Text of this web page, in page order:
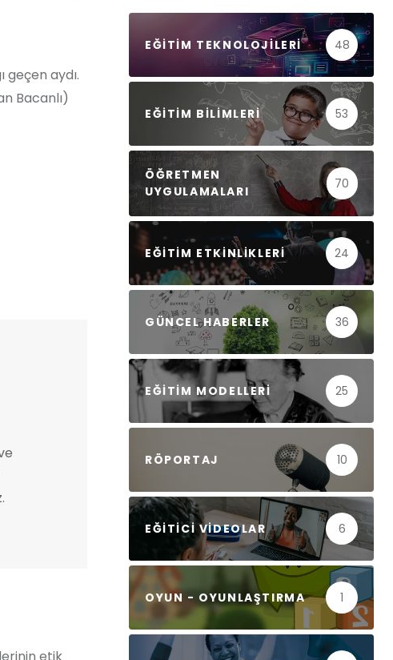
geçen aydı.
Bacanlı)
EĞITIM TEKNOLOJILERI 48
EĞITIM BILIMLERI 53
ÖĞRETMEN
UYGULAMALARI
70
EĞITIM ETKINLIKLERI 24
GÜNCEL HABERLER 36
EĞITIM MODELLERI 25
RÖPORTAJ 10
EĞITICI VIDEOLAR 6
OYUN - OYUNLAŞTIRMA 1